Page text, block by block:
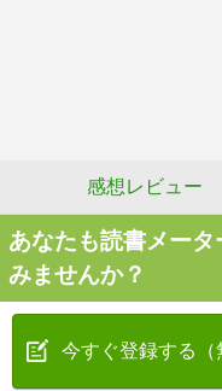
感想レビュー
あなたも読書メー
みませんか？
今すぐ登録する（